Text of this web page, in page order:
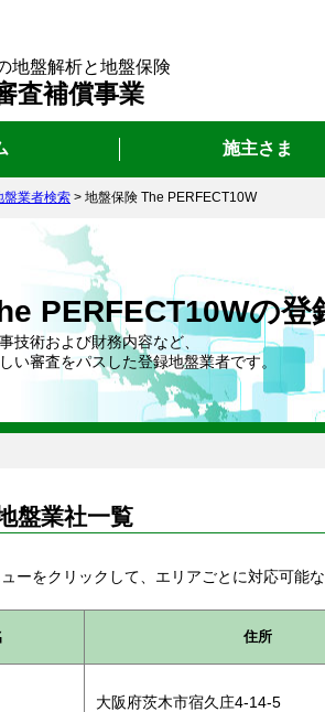
地盤解析と地盤保険
査補償事業
施主さま
盤業者検索 > 地盤保険 The PERFECT10W
PERFECT10Wの登
技術および財務内容など、
い審査をパスした登録地盤業者です。
盤業社一覧
ーをクリックして、エリアごとに対応可能
住所
大阪府茨木市宿久庄4-14-5